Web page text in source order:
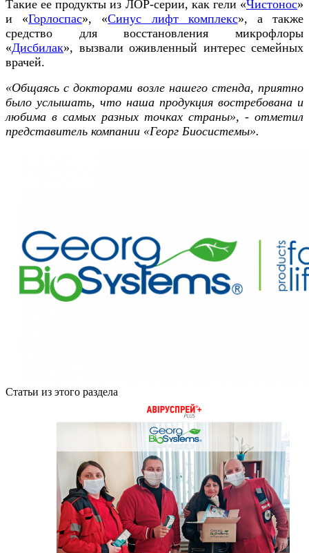
Такие ее продукты из ЛОР-серии, как гели «Чистонос»
и «Горлоспас», «Синус лифт комплекс», а также
средство для восстановления микрофлоры
«Дисбилак», вызвали оживленный интерес семейных
врачей.
«Общаясь с докторами возле нашего стенда, приятно
было услышать, что наша продукция востребована и
любима в самых разных точках страны», - отметил
представитель компании «Георг Биосистемы».
Статьи из этого раздела